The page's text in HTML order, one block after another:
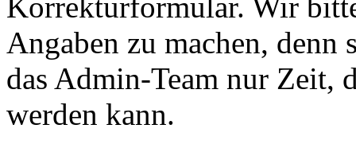
Angaben zu machen,
das Admin-Team nur Zeit,
werden kann.